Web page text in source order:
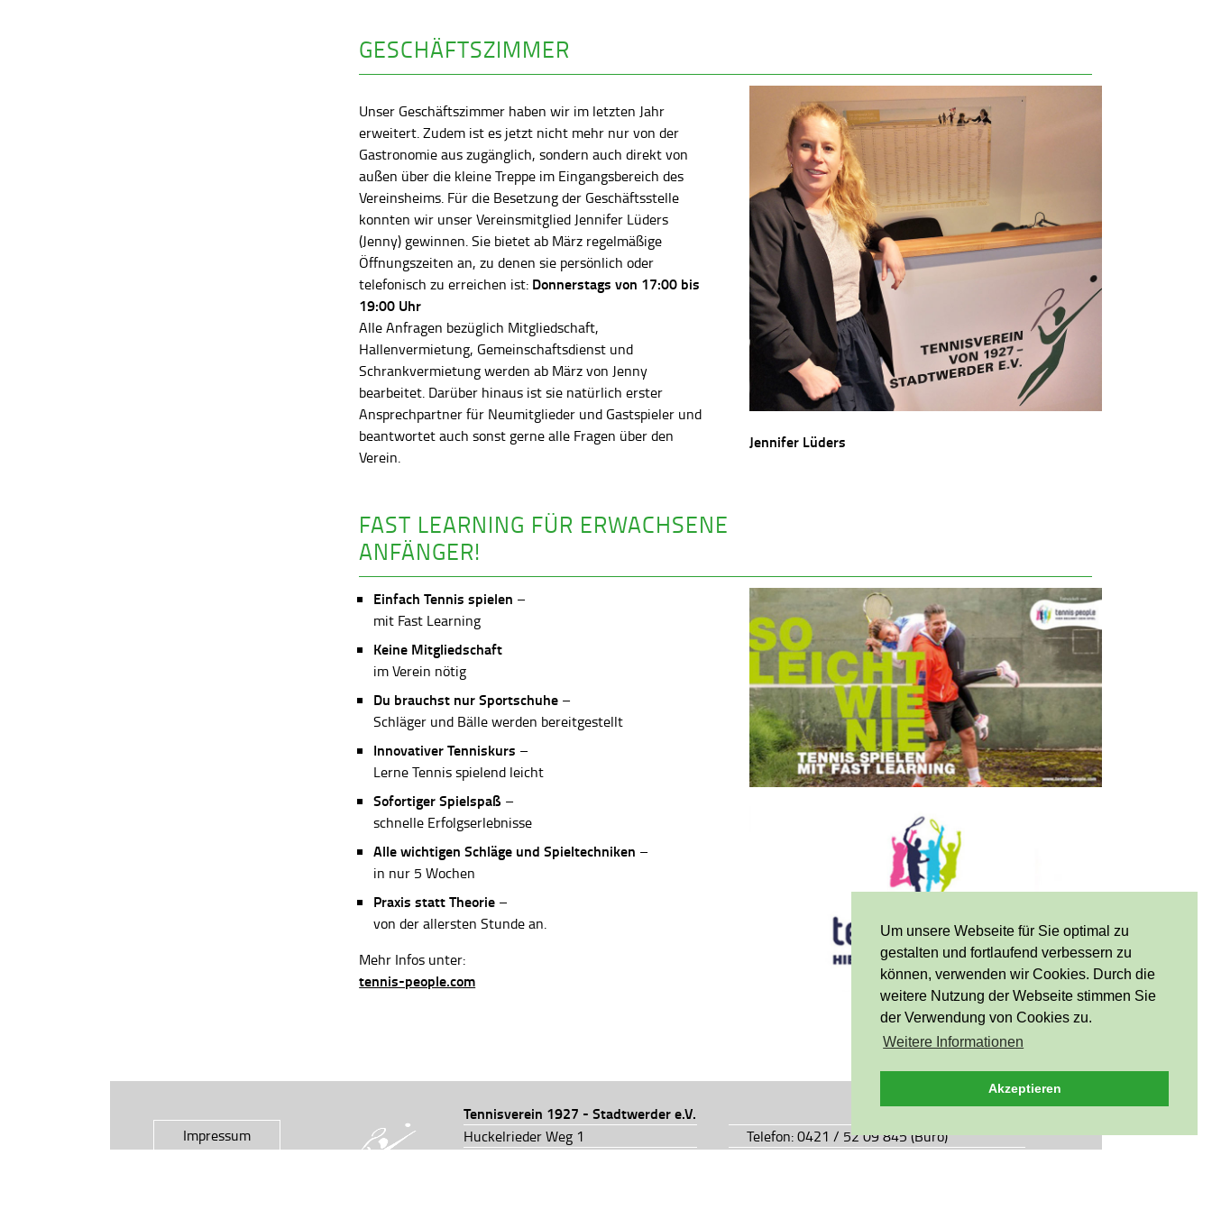
Um unsere Webseite für Sie optimal zu
gestalten und fortlaufend verbessern zu
können, verwenden wir Cookies. Durch die
weitere Nutzung der Webseite stimmen Sie
der Verwendung von Cookies zu.
Weitere Informationen
Akzeptieren
GESCHÄFTSZIMMER
Unser Geschäftszimmer haben wir im letzten Jahr
erweitert. Zudem ist es jetzt nicht mehr nur von der
Gastronomie aus zugänglich, sondern auch direkt von
außen über die kleine Treppe im Eingangsbereich des
Vereinsheims. Für die Besetzung der Geschäftsstelle
konnten wir unser Vereinsmitglied Jennifer Lüders
(Jenny) gewinnen. Sie bietet ab März regelmäßige
Öffnungszeiten an, zu denen sie persönlich oder
telefonisch zu erreichen ist: Donnerstags von 17:00 bis
19:00 Uhr
Alle Anfragen bezüglich Mitgliedschaft,
Hallenvermietung, Gemeinschaftsdienst und
Schrankvermietung werden ab März von Jenny
bearbeitet. Darüber hinaus ist sie natürlich erster
Ansprechpartner für Neumitglieder und Gastspieler und
beantwortet auch sonst gerne alle Fragen über den
Verein.
Jennifer Lüders
FAST LEARNING FÜR ERWACHSENE
ANFÄNGER!
Einfach Tennis spielen –
mit Fast Learning
Keine Mitgliedschaft
im Verein nötig
Du brauchst nur Sportschuhe –
Schläger und Bälle werden bereitgestellt
Innovativer Tenniskurs –
Lerne Tennis spielend leicht
Sofortiger Spielspaß –
schnelle Erfolgserlebnisse
Alle wichtigen Schläge und Spieltechniken –
in nur 5 Wochen
Praxis statt Theorie –
von der allersten Stunde an.
Mehr Infos unter:
tennis-people.com
Impressum
Tennisverein 1927 - Stadtwerder e.V.
Huckelrieder Weg 1
Telefon: 0421 / 52 09 845 (Büro)